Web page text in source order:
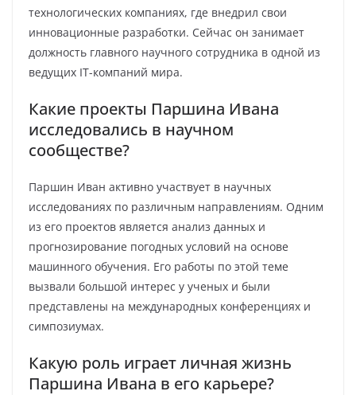
технологических компаниях, где внедрил свои
инновационные разработки. Сейчас он занимает
должность главного научного сотрудника в одной из
ведущих IT-компаний мира.
Какие проекты Паршина Ивана
исследовались в научном
сообществе?
Паршин Иван активно участвует в научных
исследованиях по различным направлениям. Одним
из его проектов является анализ данных и
прогнозирование погодных условий на основе
машинного обучения. Его работы по этой теме
вызвали большой интерес у ученых и были
представлены на международных конференциях и
симпозиумах.
Какую роль играет личная жизнь
Паршина Ивана в его карьере?